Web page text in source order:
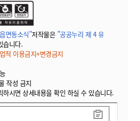
면동소식"저작물은 "공공누리 제 4 유
습니다.
적 이용금지+변경금지
작성 금지
시면 상세내용을 확인 하실 수 있습니다.